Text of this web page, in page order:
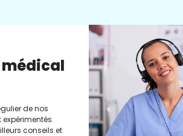
de nos
conseils et